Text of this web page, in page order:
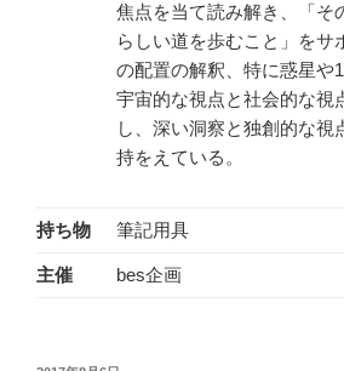
焦点を当て読み解き、「そ
らしい道を歩むこと」をサ
の配置の解釈、特に惑星や
宇宙的な視点と社会的な視
し、深い洞察と独創的な視
持をえている。
持ち物 筆記用具
主催 bes企画